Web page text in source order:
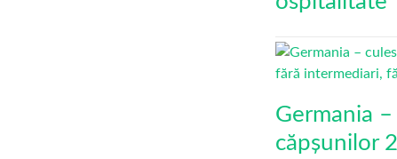
Germania –
căpșunilor